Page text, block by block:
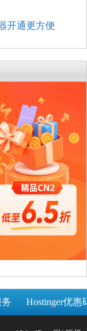
开通更方便
务 Hostinger优惠